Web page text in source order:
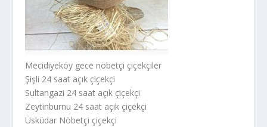
Mecidiyeköy gece nöbetçi çiçekçiler
Şişli 24 saat açık çiçekçi
Sultangazi 24 saat açık çiçekçi
Zeytinburnu 24 saat açık çiçekçi
Üsküdar Nöbetçi çiçekçi